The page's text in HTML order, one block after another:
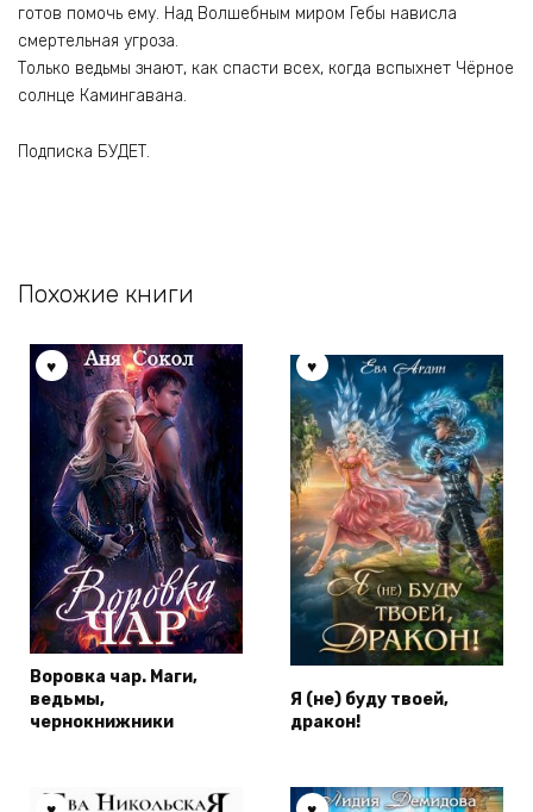
готов помочь ему. Над Волшебным миром Гебы нависла
смертельная угроза.
Только ведьмы знают, как спасти всех, когда вспыхнет Чёрное
солнце Камингавана.
Подписка БУДЕТ.
Похожие книги
Воровка чар. Маги,
ведьмы,
чернокнижники
Я (не) буду твоей,
дракон!